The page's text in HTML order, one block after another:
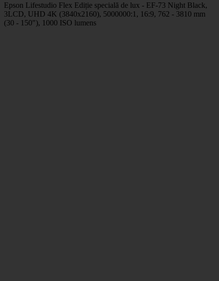
Epson Lifestudio Flex Ediție specială de lux - EF-73 Night Black,
3LCD, UHD 4K (3840x2160), 5000000:1, 16:9, 762 - 3810 mm
(30 - 150"), 1000 ISO lumens